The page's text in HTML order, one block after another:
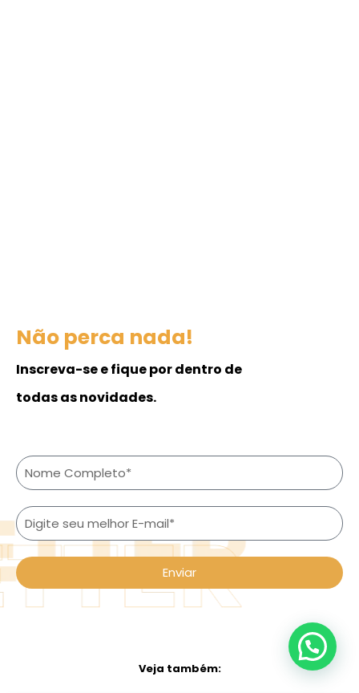
Não perca nada!
Inscreva-se e fique por dentro de
todas as novidades.
Enviar
Veja também: